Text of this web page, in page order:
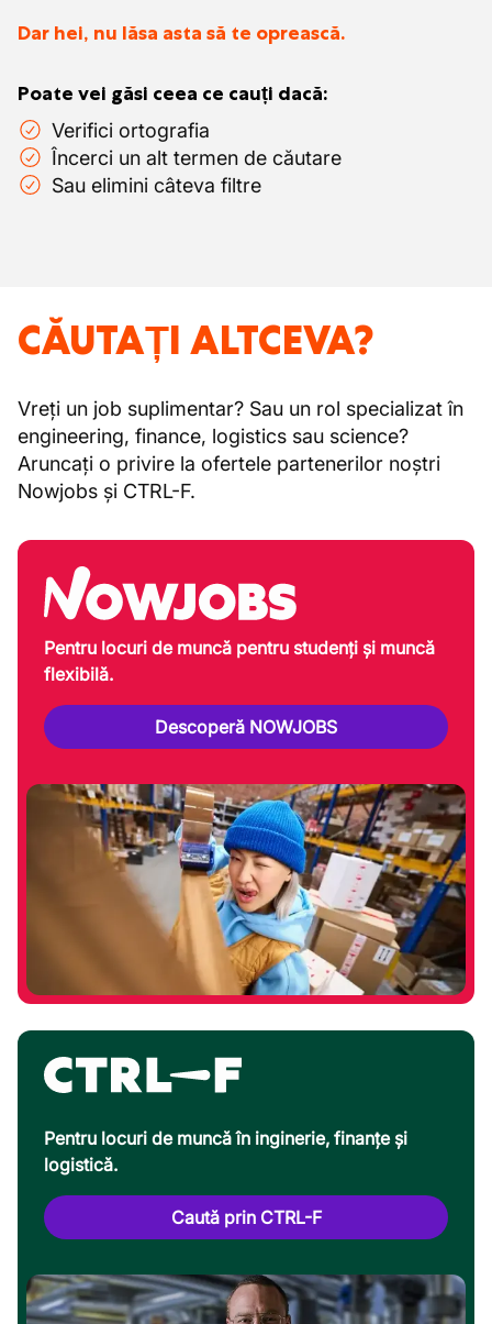
Dar hei, nu lăsa asta să te oprească.
Poate vei găsi ceea ce cauți dacă:
Verifici ortografia
Încerci un alt termen de căutare
Sau elimini câteva filtre
CĂUTAȚI ALTCEVA?
Vreți un job suplimentar? Sau un rol specializat în
engineering, finance, logistics sau science?
Aruncați o privire la ofertele partenerilor noștri
Nowjobs și CTRL-F.
Pentru locuri de muncă pentru studenți și muncă
flexibilă.
Descoperă NOWJOBS
Pentru locuri de muncă în inginerie, finanțe și
logistică.
Caută prin CTRL-F